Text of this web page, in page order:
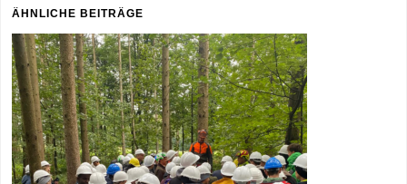
ÄHNLICHE BEITRÄGE